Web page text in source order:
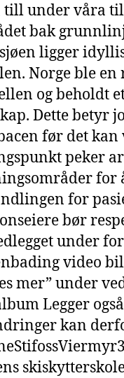
till under våra
bak
ligger
Norge ble
og beholdt
Dette betyr
før det kan
peker
for
bør
under
video
mer” under
Legger
kan